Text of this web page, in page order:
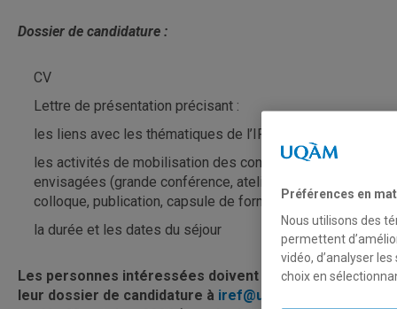
Dossier de candidature :
CV
Lettre de présentation précisant :
les liens avec les thématiques de l’IREF
les activités de mobilisation des connaissances
envisagées (grande conférence, atelier, journée d’étude,
colloque, publication, capsule de formation, etc.)
la durée et les dates du séjour
Les personnes intéressées doivent faire parvenir
leur dossier de candidature à iref@uqam.ca
Préférences en
Nous utilisons des
permettent
vidéo, d’analyser
choix en